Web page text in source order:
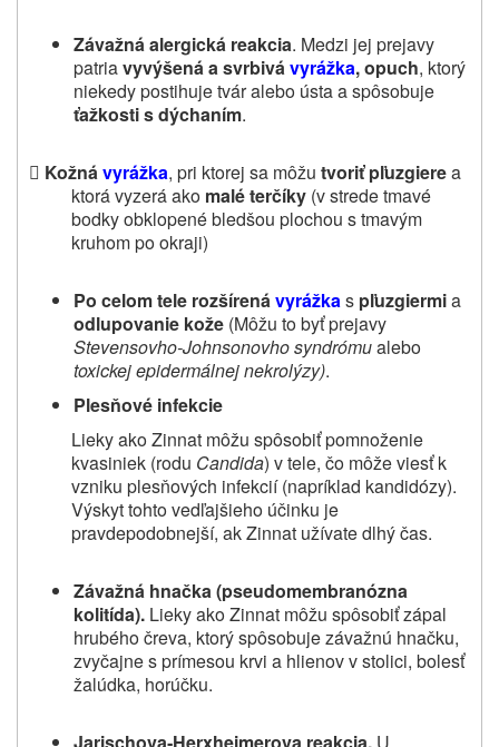
Závažná alergická reakcia. Medzi jej prejavy
patriavyvýšená a svrbivávyrážka, opuch, ktorý
niekedy postihuje tvár alebo ústa a spôsobuje
ťažkosti s dýchaním.
 Kožnávyrážka, pri ktorej sa môžu tvoriť pľuzgierea
ktorá vyzerá ako maléterčíky(v strede tmavé
bodky obklopené bledšou plochou s tmavým
kruhom po okraji)
Po celom tele rozšírenávyrážkas pľuzgiermia
odlupovanie kože (Môžu to byť prejavy
Stevensovho‑Johnsonovho syndrómualebo
toxickej epidermálnej nekrolýzy).
Plesňové infekcie
Lieky ako Zinnat môžu spôsobiť pomnoženie
kvasiniek (rodu Candida) v tele, čo môže viesť k
vzniku plesňových infekcií (napríklad kandidózy).
Výskyt tohto vedľajšieho účinku je
pravdepodobnejší, ak Zinnat užívate dlhý čas.
Závažná hnačka (pseudomembranózna
kolitída). Lieky ako Zinnat môžu spôsobiť zápal
hrubého čreva, ktorý spôsobuje závažnú hnačku,
zvyčajne s prímesou krvi a hlienov v stolici, bolesť
žalúdka, horúčku.